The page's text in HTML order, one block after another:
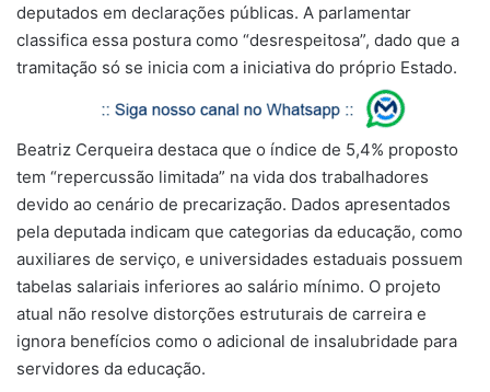
deputados em declarações públicas. A parlamentar
classifica essa postura como “desrespeitosa”, dado que a
tramitação só se inicia com a iniciativa do próprio Estado.
Beatriz Cerqueira destaca que o índice de 5,4% proposto
tem “repercussão limitada” na vida dos trabalhadores
devido ao cenário de precarização. Dados apresentados
pela deputada indicam que categorias da educação, como
auxiliares de serviço, e universidades estaduais possuem
tabelas salariais inferiores ao salário mínimo. O projeto
atual não resolve distorções estruturais de carreira e
ignora benefícios como o adicional de insalubridade para
servidores da educação.